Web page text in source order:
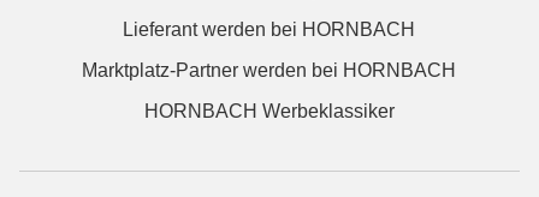
Lieferant werden bei HORNBACH
Marktplatz-Partner werden bei HORNBACH
HORNBACH Werbeklassiker